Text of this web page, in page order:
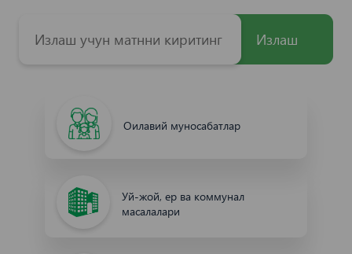
Излаш
Оилавий муносабатлар
Уй-жой, ер ва коммунал
масалалари